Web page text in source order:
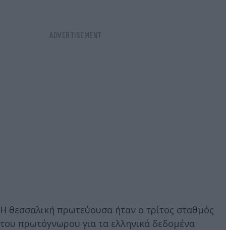
H θεσσαλική πρωτεύουσα ήταν ο τρίτος σταθμός
του πρωτόγνωρου για τα ελληνικά δεδομένα